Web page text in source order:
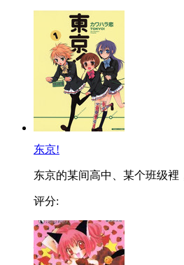
东京!
东京的某间高中、某个班级
评分: